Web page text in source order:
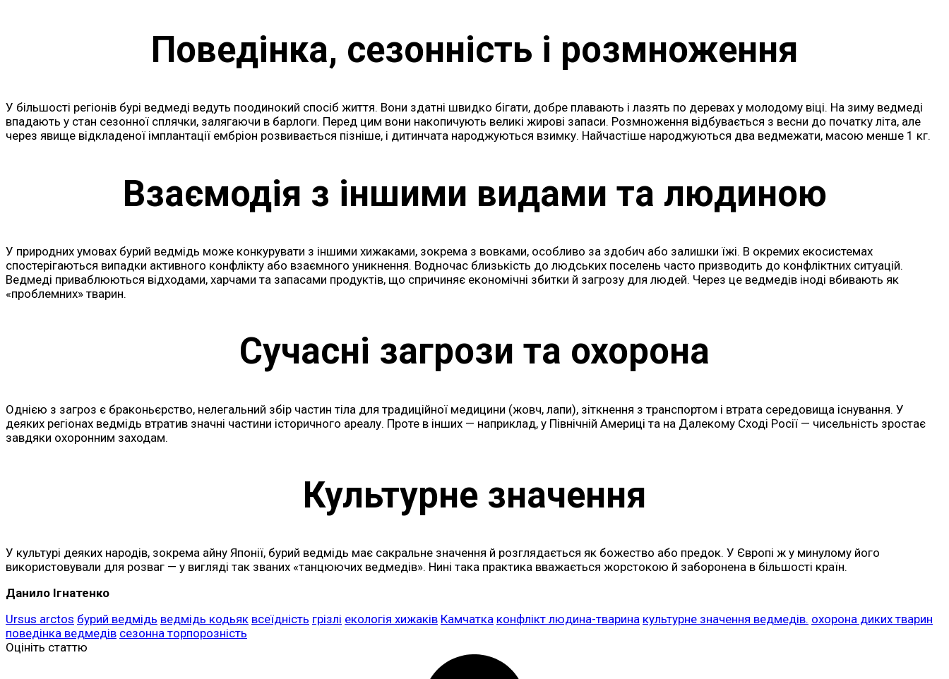
Поведінка, сезонність і розмноження
У більшості регіонів бурі ведмеді ведуть поодинокий спосіб життя. Вони здатні швидко бігати, добре плавають і лазять по деревах у молодому віці. На зиму ведмеді
впадають у стан сезонної сплячки, залягаючи в барлоги. Перед цим вони накопичують великі жирові запаси. Розмноження відбувається з весни до початку літа, але
через явище відкладеної імплантації ембріон розвивається пізніше, і дитинчата народжуються взимку. Найчастіше народжуються два ведмежати, масою менше 1 кг.
Взаємодія з іншими видами та людиною
У природних умовах бурий ведмідь може конкурувати з іншими хижаками, зокрема з вовками, особливо за здобич або залишки їжі. В окремих екосистемах
спостерігаються випадки активного конфлікту або взаємного уникнення. Водночас близькість до людських поселень часто призводить до конфліктних ситуацій.
Ведмеді приваблюються відходами, харчами та запасами продуктів, що спричиняє економічні збитки й загрозу для людей. Через це ведмедів іноді вбивають як
«проблемних» тварин.
Сучасні загрози та охорона
Однією з загроз є браконьєрство, нелегальний збір частин тіла для традиційної медицини (жовч, лапи), зіткнення з транспортом і втрата середовища існування. У
деяких регіонах ведмідь втратив значні частини історичного ареалу. Проте в інших — наприклад, у Північній Америці та на Далекому Сході Росії — чисельність зростає
завдяки охоронним заходам.
Культурне значення
У культурі деяких народів, зокрема айну Японії, бурий ведмідь має сакральне значення й розглядається як божество або предок. У Європі ж у минулому його
використовували для розваг — у вигляді так званих «танцюючих ведмедів». Нині така практика вважається жорстокою й заборонена в більшості країн.
Данило Ігнатенко
Ursus arctos бурий ведмідь ведмідь кодьяк всеїдність грізлі екологія хижаків Камчатка конфлікт людина-тварина культурне значення ведмедів. охорона диких тварин
поведінка ведмедів сезонна торпорозність
Оцініть статтю